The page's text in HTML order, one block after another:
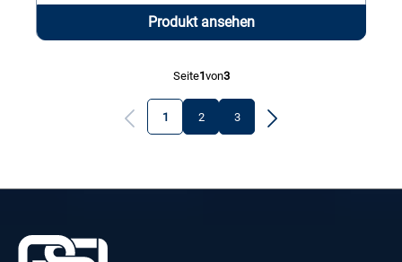
Produkt ansehen
Seite1von3
1 2 3